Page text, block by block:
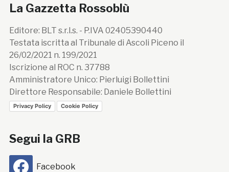
La Gazzetta Rossoblù
Editore: BLT s.r.l.s. - P.IVA 02405390440
Testata iscritta al Tribunale di Ascoli Piceno il
26/02/2021 n. 199/2021
Iscrizione al ROC n. 37788
Amministratore Unico: Pierluigi Bollettini
Direttore Responsabile: Daniele Bollettini
Privacy Policy Cookie Policy
Segui la GRB
Facebook